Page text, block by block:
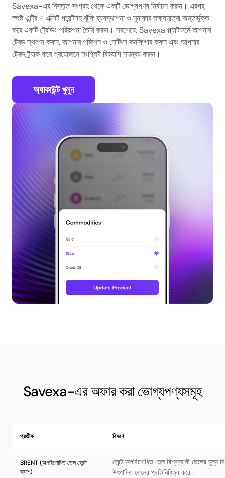
Savexa-এর বিস্তৃত সংগ্রহ থেকে একটি ভোগ্যপণ্য নির্বাচন করুন। এরপর,
স্পষ্ট এন্ট্রি ও এক্সিট পয়েন্টসহ ঝুঁকি ব্যবস্থাপনা ও মুনাফার লক্ষ্যমাত্রা অন্তর্ভুক্ত
করে একটি ট্রেডিং পরিকল্পনা তৈরি করুন। সবশেষে, Savexa প্ল্যাটফর্মে আপনার
ট্রেড স্থাপন করুন, আপনার পজিশন ও সেটিংস কনফিগার করুন এবং আপনার
ট্রেড ট্র্যাক করে প্রয়োজনে সংশ্লিষ্ট বিষয়াদি সমন্বয় করুন।
অ্যাকাউন্ট খুলুন
Savexa-এর অফার করা ভোগ্যপণ্যসমূহ
প্রতীক বিবরণ
BRENT (অপরিশোধিত তেল ব্রেন্ট
ক্যাশ)
ব্রেন্ট অপরিশোধিত তেল বিশ্বব্যাপী তেলের মূল্য
উৎপাদিত তেলের প্রতিনিধিত্ব করে।